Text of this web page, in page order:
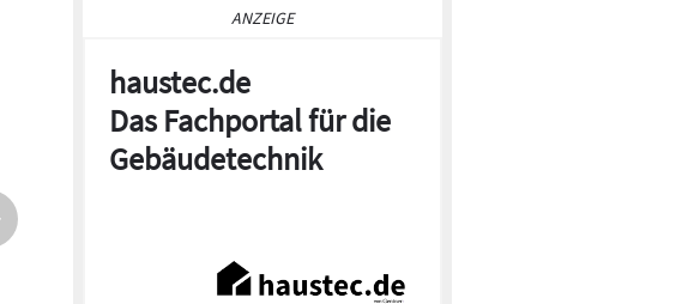
ANZEIGE
haustec.de
Das Fachportal für die
Gebäudetechnik